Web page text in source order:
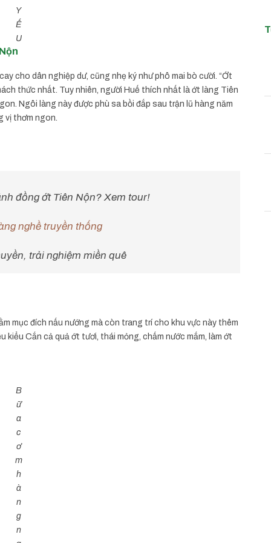
Y
Ế
U
cho dân nghiệp dư, cũng nhẹ ký như phô mai bò cười. “Ớt
thức nhất. Tuy nhiên, người Huế thích nhất là ớt làng Tiên
Ngôi làng này được phù sa bồi đắp sau trận lũ hàng năm
vị thơm ngon.
đồng ớt Tiên Nộn? Xem tour!
nghề truyền thống
trải nghiệm miền quê
mục đích nấu nướng mà còn trang trí cho khu vực này thêm
Cắn cả quả ớt tươi, thái mỏng, chấm nước mắm, làm ớt
B
ữ
a
c
ơ
m
h
à
n
g
n